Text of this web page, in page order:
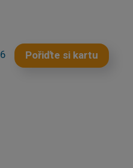
Pořiďte si kartu